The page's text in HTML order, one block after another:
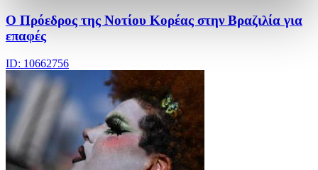
Ο Πρόεδρος της Νοτίου Κορέας στην Βραζιλία για
επαφές
ID: 10662756